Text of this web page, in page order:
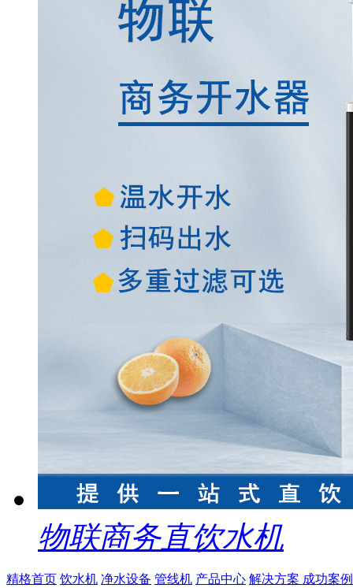
物联商务直饮水机
精格首页 饮水机 净水设备 管线机 产品中心 解决方案 成功案例